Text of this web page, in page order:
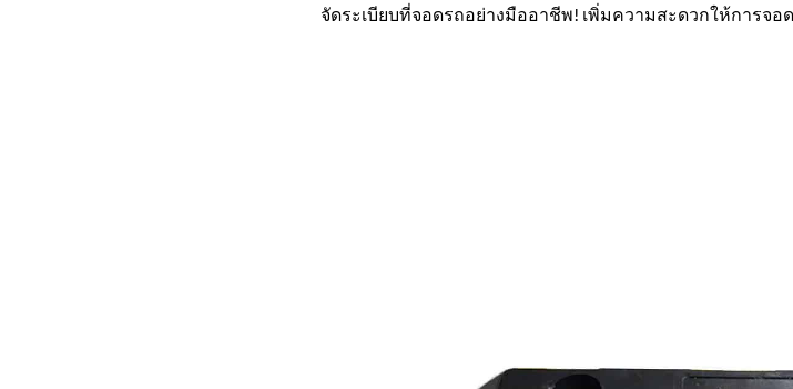
จัดระเบียบที่จอดรถอย่างมืออาชีพ! เพิ่มความสะดวกให้การจ